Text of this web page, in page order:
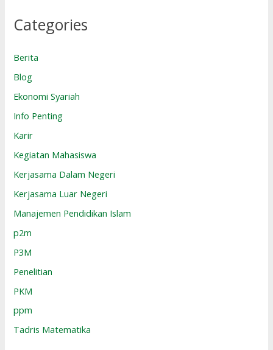
Categories
Berita
Blog
Ekonomi Syariah
Info Penting
Karir
Kegiatan Mahasiswa
Kerjasama Dalam Negeri
Kerjasama Luar Negeri
Manajemen Pendidikan Islam
p2m
P3M
Penelitian
PKM
ppm
Tadris Matematika